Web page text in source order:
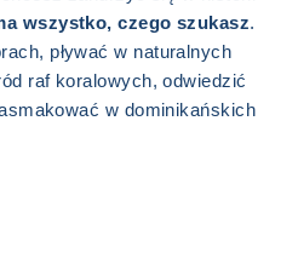
wszystko, czego szukasz.
pływać w naturalnych
raf koralowych, odwiedzić
w dominikańskich